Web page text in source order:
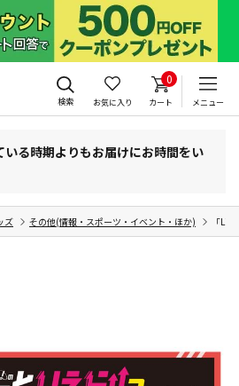
検索 お気に入り
0
カート メニュー
る時期よりもお届けにお時間をい
ズ その他(情報・スポーツ・イベント・ほか) 「